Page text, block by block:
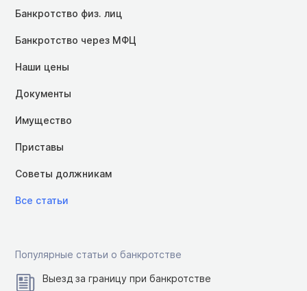
Банкротство физ. лиц
Банкротство через МФЦ
Наши цены
Документы
Имущество
Приставы
Советы должникам
Все статьи
Популярные статьи о банкротстве
Выезд за границу при банкротстве